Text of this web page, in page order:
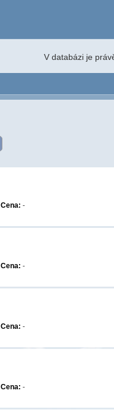
V databázi je
Cena: -
Cena: -
Cena: -
Cena: -